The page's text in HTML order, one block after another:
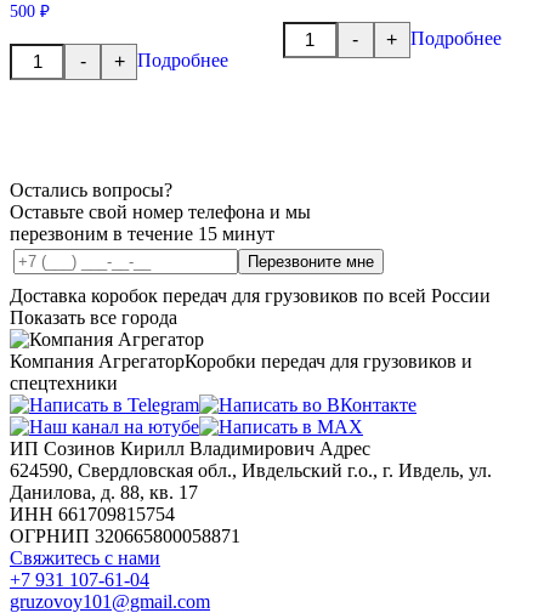
500 ₽
-
Количество
товара
+ Подробнее
-
Количество
товара
+ Подробнее
Остались вопросы?
Оставьте свой номер телефона и мы
перезвоним в течение 15 минут
Перезвоните мне
Доставка коробок передач для грузовиков по всей России
Показать все города
Компания АгрегаторКоробки передач для грузовиков и
спецтехники
ИП Созинов Кирилл Владимирович Адрес
624590, Свердловская обл., Ивдельский г.о., г. Ивдель, ул.
Данилова, д. 88, кв. 17
ИНН 661709815754
ОГРНИП 320665800058871
Свяжитесь с нами
+7 931 107-61-04
gruzovoy101@gmail.com